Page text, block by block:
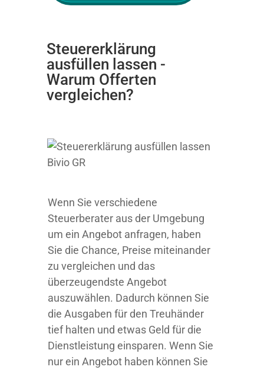
Steuererklärung
ausfüllen lassen -
Warum Offerten
vergleichen?
Wenn Sie verschiedene
Steuerberater aus der Umgebung
um ein Angebot anfragen, haben
Sie die Chance, Preise miteinander
zu vergleichen und das
überzeugendste Angebot
auszuwählen. Dadurch können Sie
die Ausgaben für den Treuhänder
tief halten und etwas Geld für die
Dienstleistung einsparen. Wenn Sie
nur ein Angebot haben können Sie